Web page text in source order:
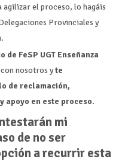
agilizar el proceso, lo hagáis
Provinciales y
de FeSP UGT Enseñanza
con nosotros yte
de reclamación,
apoyo en este proceso.
mi
de no ser
a recurrir esta